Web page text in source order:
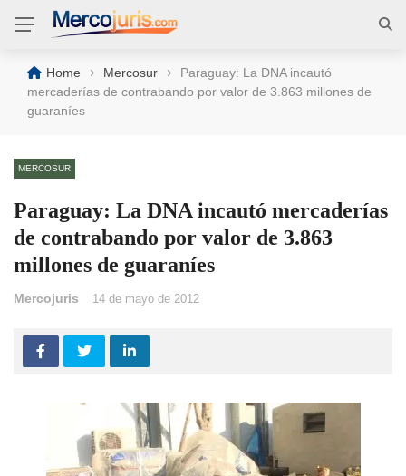
Home › Mercosur ›
Paraguay: La DNA incautó
mercaderías de contrabando por valor de 3.863 millones de
guaraníes
MERCOSUR
Paraguay: La DNA incautó mercaderías
de contrabando por valor de 3.863
millones de guaraníes
Mercojuris 14 de mayo de 2012